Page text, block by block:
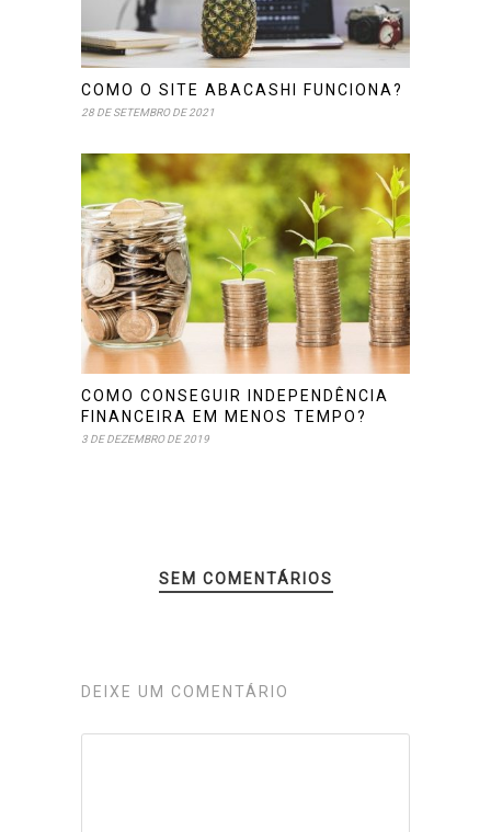
COMO O SITE ABACASHI FUNCIONA?
28 DE SETEMBRO DE 2021
COMO CONSEGUIR INDEPENDÊNCIA
FINANCEIRA EM MENOS TEMPO?
3 DE DEZEMBRO DE 2019
SEM COMENTÁRIOS
DEIXE UM COMENTÁRIO